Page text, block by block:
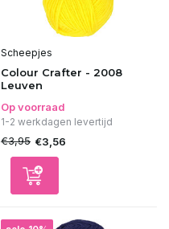
Scheepjes
Colour Crafter - 2008
Leuven
Op voorraad
1-2 werkdagen levertijd
€3,95 €3,56